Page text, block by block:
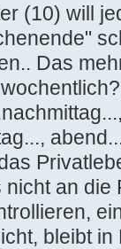
(10) will
Das
an
bleibt